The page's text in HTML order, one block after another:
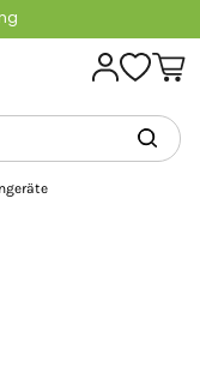
Sperrgut